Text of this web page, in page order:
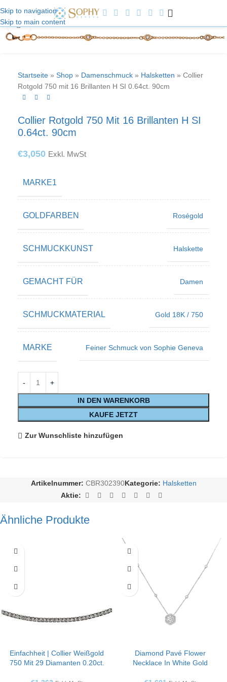
Skip to navigation
Skip to main content
Willkommen bei Sophy Jewelry
klicken um zu vergrößern
Startseite » Shop » Damenschmuck » Halsketten » Collier
Rotgold 750 mit 16 Brillanten H SI 0.64ct. 90cm
Collier Rotgold 750 Mit 16 Brillanten H SI
0.64ct. 90cm
€3,050 Exkl. MwSt
MARKE1
GOLDFARBEN Roségold
SCHMUCKKUNST Halskette
GEMACHT FÜR Damen
SCHMUCKMATERIAL Gold 18K / 750
MARKE Feiner Schmuck von Sophie Geneva
IN DEN WARENKORB
KAUFE JETZT
Zur Wunschliste hinzufügen
Artikelnummer: CBR302390Kategorie: Halsketten
Aktie:
Ähnliche Produkte
Einfachheit | Collier Weißgold
750 Mit 29 Diamanten 0.20ct.
Diamond Pavé Flower
Necklace In White Gold